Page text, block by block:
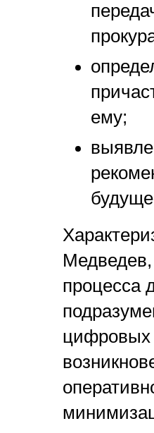
ему;
Медведев,
процесса
цифровых